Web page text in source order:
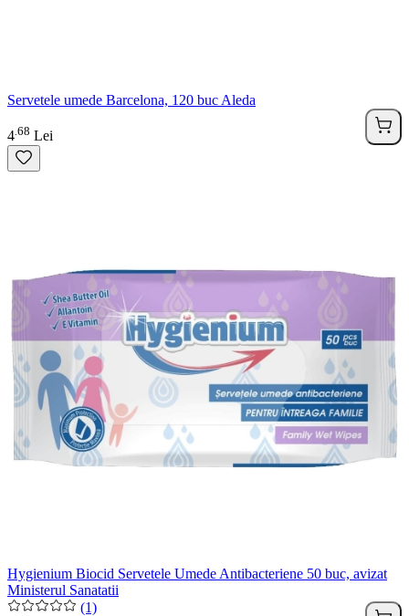
Servetele umede Barcelona, 120 buc Aleda
4 68 Lei
Hygienium Biocid Servetele Umede Antibacteriene 50 buc, avizat
Ministerul Sanatatii
(1)